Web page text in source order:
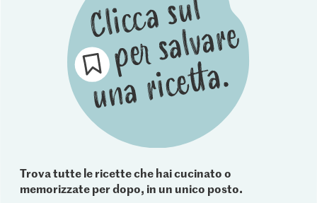
Trova tutte le ricette che hai cucinato o
memorizzate per dopo, in un unico posto.